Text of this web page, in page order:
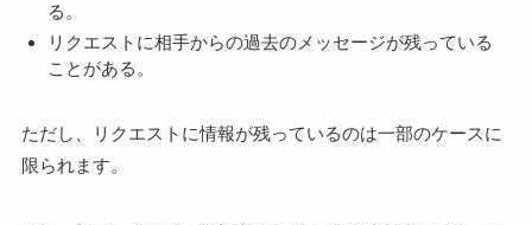
る。
リクエストに相手からの過去のメッセージが残っている
ことがある。
ただし、リクエストに情報が残っているのは一部のケースに
限られます。